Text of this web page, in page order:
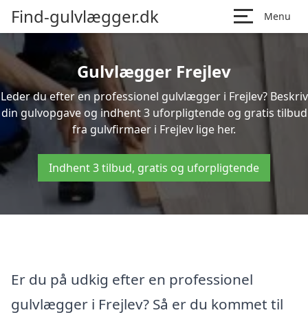
Find-gulvlægger.dk Menu
Gulvlægger Frejlev
Leder du efter en professionel gulvlægger i Frejlev? Beskriv
din gulvopgave og indhent 3 uforpligtende og gratis tilbud
fra gulvfirmaer i Frejlev lige her.
Indhent 3 tilbud, gratis og uforpligtende
Er du på udkig efter en professionel
gulvlægger i Frejlev? Så er du kommet til